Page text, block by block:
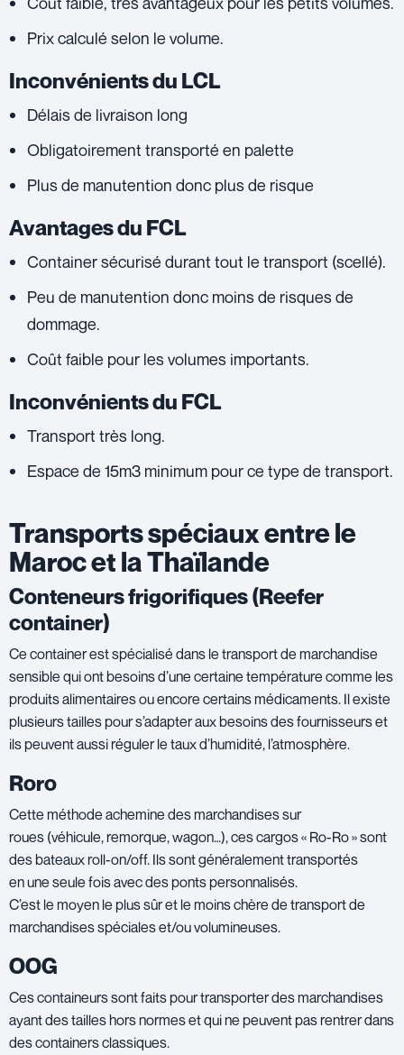
Prix calculé selon le volume.
Inconvénients du LCL
Délais de livraison long
Obligatoirement transporté en palette
Plus de manutention donc plus de risque
Avantages du FCL
Container sécurisé durant tout le transport (scellé).
Peu de manutention donc moins de risques de
dommage.
Coût faible pour les volumes importants.
Inconvénients du FCL
Transport très long.
Espace de 15m3 minimum pour ce type de transport.
Transports spéciaux entre le
Maroc et la Thaïlande
Conteneurs frigorifiques (Reefer
container)
Ce container est spécialisé dans le transport de marchandise
sensible qui ont besoins d’une certaine température comme les
produits alimentaires ou encore certains médicaments. Il existe
plusieurs tailles pour s’adapter aux besoins des fournisseurs et
ils peuvent aussi réguler le taux d’humidité, l’atmosphère.
Roro
Cette méthode achemine des marchandises sur
roues (véhicule, remorque, wagon…), ces cargos « Ro-Ro » sont
des bateaux roll-on/off. Ils sont généralement transportés
en une seule fois avec des ponts personnalisés.
C’est le moyen le plus sûr et le moins chère de transport de
marchandises spéciales et/ou volumineuses.
OOG
Ces containeurs sont faits pour transporter des marchandises
ayant des tailles hors normes et qui ne peuvent pas rentrer dans
des containers classiques.